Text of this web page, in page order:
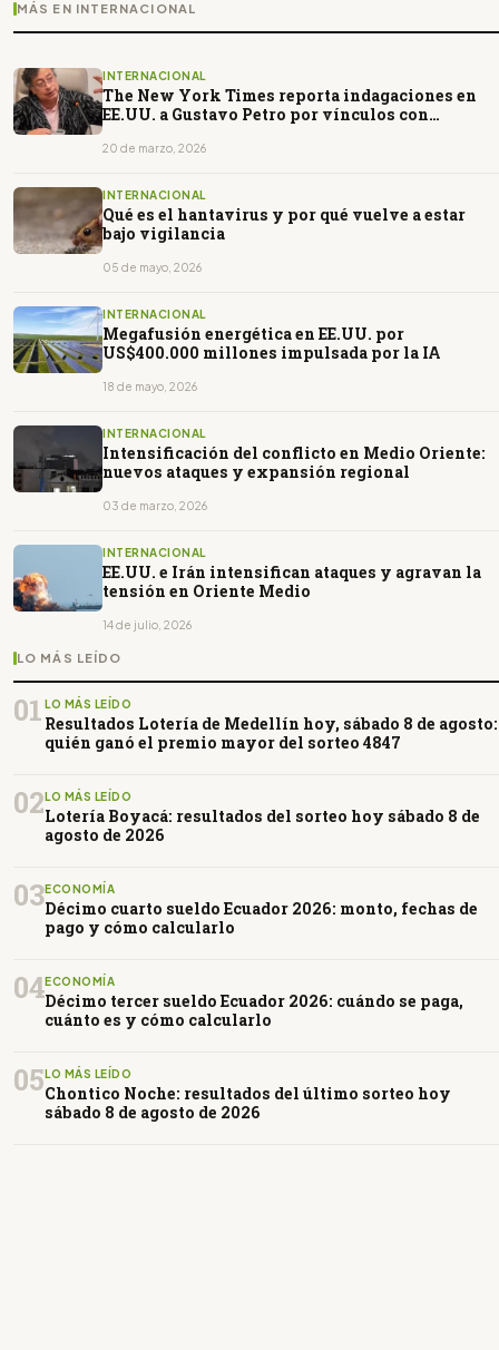
MÁS EN INTERNACIONAL
INTERNACIONAL
The New York Times reporta indagaciones en
EE.UU. a Gustavo Petro por vínculos con
20 de marzo, 2026
INTERNACIONAL
Qué es el hantavirus y por qué vuelve a estar
bajo vigilancia
05 de mayo, 2026
INTERNACIONAL
Megafusión energética en EE.UU. por
US$400.000 millones impulsada por la IA
18 de mayo, 2026
INTERNACIONAL
Intensificación del conflicto en Medio Oriente:
nuevos ataques y expansión regional
03 de marzo, 2026
INTERNACIONAL
EE.UU. e Irán intensifican ataques y agravan la
tensión en Oriente Medio
14 de julio, 2026
LO MÁS LEÍDO
01 LO MÁS LEÍDO
Resultados Lotería de Medellín hoy, sábado 8 de agosto:
quién ganó el premio mayor del sorteo 4847
02 LO MÁS LEÍDO
Lotería Boyacá: resultados del sorteo hoy sábado 8 de
agosto de 2026
03ECONOMÍA
Décimo cuarto sueldo Ecuador 2026: monto, fechas de
pago y cómo calcularlo
04ECONOMÍA
Décimo tercer sueldo Ecuador 2026: cuándo se paga,
cuánto es y cómo calcularlo
05 LO MÁS LEÍDO
Chontico Noche: resultados del último sorteo hoy
sábado 8 de agosto de 2026